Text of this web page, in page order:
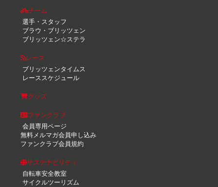
チーム
選手・スタッフ
ブラウ・ブリッツェン
ブリッツェン☆ステラ
レース
ブリッツェンタイムス
レーススケジュール
グッズ
ファンクラブ
会員専用ページ
無料メルマガ会員申し込み
ファンクラブ会員規約
サステナビリティ
自転車安全教室
サイクルツーリズム